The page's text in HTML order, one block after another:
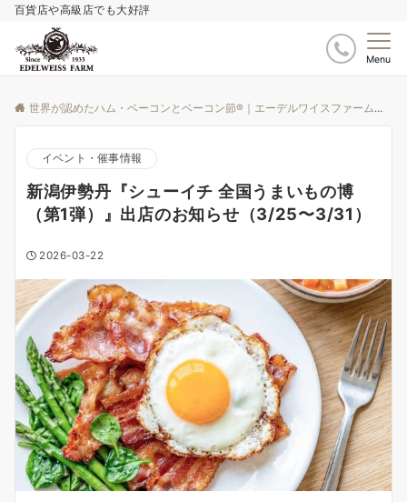
百貨店や高級店でも大好評
Menu
世界が認めたハム・ベーコンとベーコン節®｜エーデルワイスファーム
イベント・催事情報
新潟伊勢丹『シューイチ 全国うまいもの博
（第1弾）』出店のお知らせ（3/25〜3/31）
2026-03-22